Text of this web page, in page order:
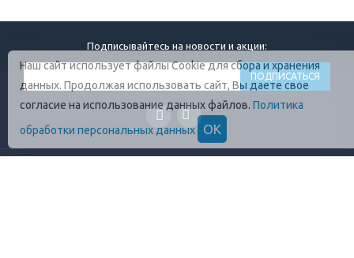
Подписывайтесь на новости и акции:
Наш сайт использует файлы Cookie для сбора и хранения
данных. Продолжая использовать сайт, Вы даете свое
согласие на использование данных файлов. Политика
обработки персональных данных
ОК